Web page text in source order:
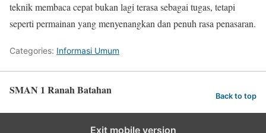
teknik membaca cepat bukan lagi terasa sebagai tugas, tetapi
seperti permainan yang menyenangkan dan penuh rasa penasaran.
Categories: Informasi Umum
SMAN 1 Ranah Batahan Back to top
Exit mobile version